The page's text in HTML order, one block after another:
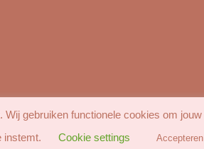
BLOG CONTACT
gebruiken functionele cookies om
instemt.
Cookie settings Accepteren